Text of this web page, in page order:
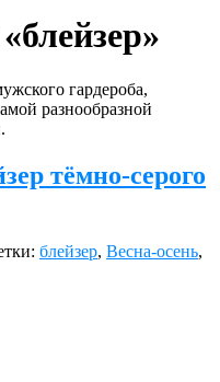
гардероба,
разнообразной
тёмно-серого
блейзер, Весна-осень,